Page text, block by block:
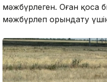
мәжбүрлеген. Оған
мәжбүрлеп орындату